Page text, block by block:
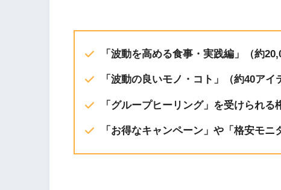
「波動を高める食事・実践編」（約
「波動の良いモノ・コト」（約40アイ
「グループヒーリング」を受けられる
「お得なキャンペーン」や「格安モ